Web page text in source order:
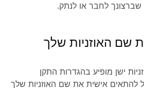
לחבר או לנתק.
שם האוזניות שלך
ישן מופיע בהגדרות התקן
להתאים אישית את שם האוזניות שלך